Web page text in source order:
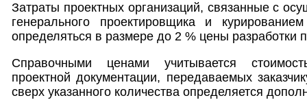
Затраты проектных организаций, связанные с
генерального проектировщика и
определяться в размере до 2 % цены разработки
Справочными ценами учитывается
проектной документации, передаваемых
сверх указанного количества определяется